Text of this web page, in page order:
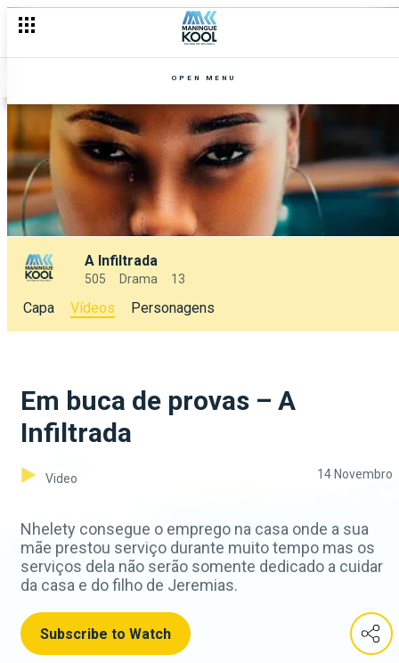
OPEN MENU
A Infiltrada
505 Drama 13
Capa Vídeos Personagens
Em buca de provas – A
Infiltrada
Video 14 Novembro
Nhelety consegue o emprego na casa onde a sua
mãe prestou serviço durante muito tempo mas os
serviços dela não serão somente dedicado a cuidar
da casa e do filho de Jeremias.
Subscribe to Watch